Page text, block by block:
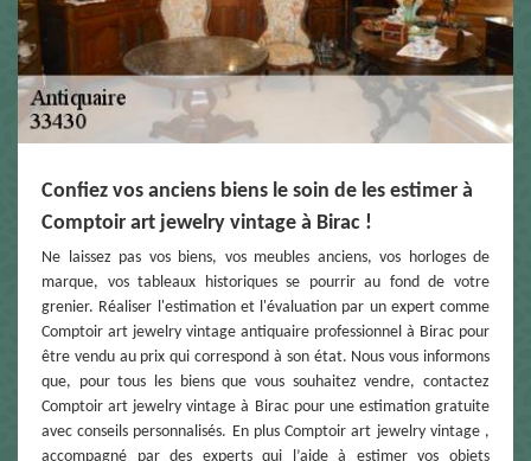
Confiez vos anciens biens le soin de les estimer à
Comptoir art jewelry vintage à Birac !
Ne laissez pas vos biens, vos meubles anciens, vos horloges de
marque, vos tableaux historiques se pourrir au fond de votre
grenier. Réaliser l'estimation et l'évaluation par un expert comme
Comptoir art jewelry vintage antiquaire professionnel à Birac pour
être vendu au prix qui correspond à son état. Nous vous informons
que, pour tous les biens que vous souhaitez vendre, contactez
Comptoir art jewelry vintage à Birac pour une estimation gratuite
avec conseils personnalisés. En plus Comptoir art jewelry vintage ,
accompagné par des experts qui l’aide à estimer vos objets